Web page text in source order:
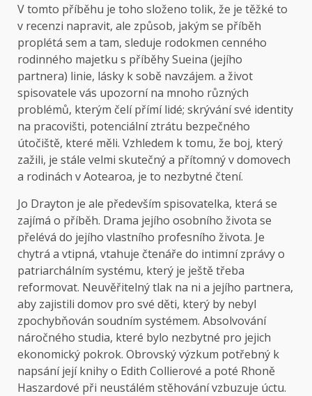
V tomto příběhu je toho složeno tolik, že je těžké to
v recenzi napravit, ale způsob, jakým se příběh
proplétá sem a tam, sleduje rodokmen cenného
rodinného majetku s příběhy Sueina (jejího
partnera) linie, lásky k sobě navzájem. a život
spisovatele vás upozorní na mnoho různých
problémů, kterým čelí přímí lidé; skrývání své identity
na pracovišti, potenciální ztrátu bezpečného
útočiště, které měli. Vzhledem k tomu, že boj, který
zažili, je stále velmi skutečný a přítomný v domovech
a rodinách v Aotearoa, je to nezbytné čtení.
Jo Drayton je ale především spisovatelka, která se
zajímá o příběh. Drama jejího osobního života se
přelévá do jejího vlastního profesního života. Je
chytrá a vtipná, vtahuje čtenáře do intimní zprávy o
patriarchálním systému, který je ještě třeba
reformovat. Neuvěřitelný tlak na ni a jejího partnera,
aby zajistili domov pro své děti, který by nebyl
zpochybňován soudním systémem. Absolvování
náročného studia, které bylo nezbytné pro jejich
ekonomický pokrok. Obrovský výzkum potřebný k
napsání její knihy o Edith Collierové a poté Rhoně
Haszardové při neustálém stěhování vzbuzuje úctu.